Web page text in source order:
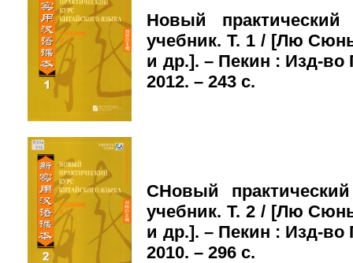
Новый
учебник. Т. 1 / [Лю
и др.]. – Пекин : Изд-во
2012. – 243 с.
СНовый
учебник. Т. 2 / [Лю
и др.]. – Пекин : Изд-во
2010. – 296 с.